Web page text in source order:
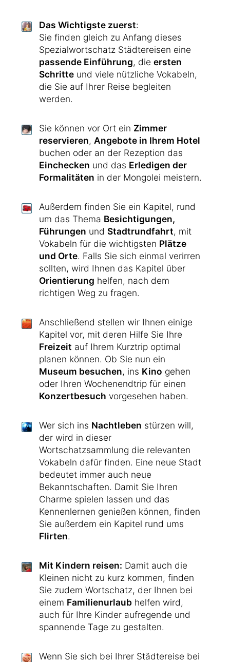
Das Wichtigste zuerst:
Sie finden gleich zu Anfang dieses
Spezialwortschatz Städtereisen eine
passende Einführung, die ersten
Schritte und viele nützliche Vokabeln,
die Sie auf Ihrer Reise begleiten
werden.
Sie können vor Ort ein Zimmer
reservieren, Angebote in Ihrem Hotel
buchen oder an der Rezeption das
Einchecken und das Erledigen der
Formalitäten in der Mongolei meistern.
Außerdem finden Sie ein Kapitel, rund
um das Thema Besichtigungen,
Führungen und Stadtrundfahrt, mit
Vokabeln für die wichtigsten Plätze
und Orte. Falls Sie sich einmal verirren
sollten, wird Ihnen das Kapitel über
Orientierung helfen, nach dem
richtigen Weg zu fragen.
Anschließend stellen wir Ihnen einige
Kapitel vor, mit deren Hilfe Sie Ihre
Freizeit auf Ihrem Kurztrip optimal
planen können. Ob Sie nun ein
Museum besuchen, ins Kino gehen
oder Ihren Wochenendtrip für einen
Konzertbesuch vorgesehen haben.
Wer sich ins Nachtleben stürzen will,
der wird in dieser
Wortschatzsammlung die relevanten
Vokabeln dafür finden. Eine neue Stadt
bedeutet immer auch neue
Bekanntschaften. Damit Sie Ihren
Charme spielen lassen und das
Kennenlernen genießen können, finden
Sie außerdem ein Kapitel rund ums
Flirten.
Mit Kindern reisen: Damit auch die
Kleinen nicht zu kurz kommen, finden
Sie zudem Wortschatz, der Ihnen bei
einem Familienurlaub helfen wird,
auch für Ihre Kinder aufregende und
spannende Tage zu gestalten.
Wenn Sie sich bei Ihrer Städtereise bei